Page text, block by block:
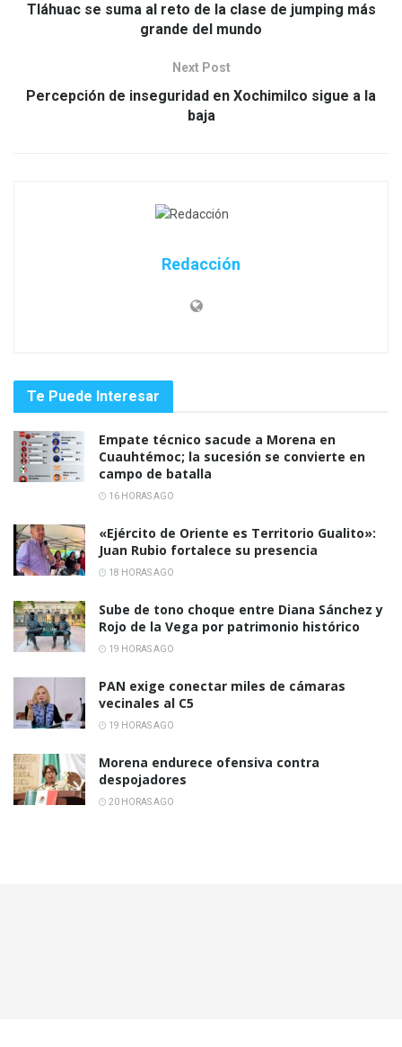
Tláhuac se suma al reto de la clase de jumping más
grande del mundo
Next Post
Percepción de inseguridad en Xochimilco sigue a la
baja
Redacción
Te Puede Interesar
Empate técnico sacude a Morena en
Cuauhtémoc; la sucesión se convierte en
campo de batalla
16 HORAS AGO
«Ejército de Oriente es Territorio Gualito»:
Juan Rubio fortalece su presencia
18 HORAS AGO
Sube de tono choque entre Diana Sánchez y
Rojo de la Vega por patrimonio histórico
19 HORAS AGO
PAN exige conectar miles de cámaras
vecinales al C5
19 HORAS AGO
Morena endurece ofensiva contra
despojadores
20 HORAS AGO